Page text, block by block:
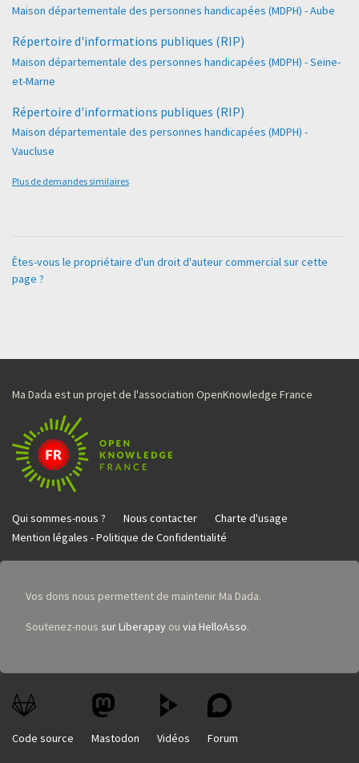
Maison départementale des personnes handicapées (MDPH) - Aube
Répertoire d'informations publiques (RIP)
Maison départementale des personnes handicapées (MDPH) - Seine-
et-Marne
Répertoire d'informations publiques (RIP)
Maison départementale des personnes handicapées (MDPH) -
Vaucluse
Plus de demandes similaires
Êtes-vous le propriétaire d'un droit d'auteur commercial sur cette
page ?
Ma Dada est un projet de l'association OpenKnowledge France
Qui sommes-nous ? Nous contacter
Charte d'usage
Mention légales - Politique de Confidentialité
Vos dons nous permettent de maintenir Ma Dada.
Soutenez-nous sur Liberapay ou via HelloAsso.
Code source Mastodon Vidéos Forum